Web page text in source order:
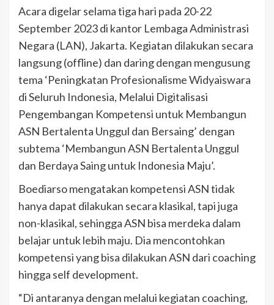
Acara digelar selama tiga hari pada 20-22
September 2023 di kantor Lembaga Administrasi
Negara (LAN), Jakarta. Kegiatan dilakukan secara
langsung (offline) dan daring dengan mengusung
tema ‘Peningkatan Profesionalisme Widyaiswara
di Seluruh Indonesia, Melalui Digitalisasi
Pengembangan Kompetensi untuk Membangun
ASN Bertalenta Unggul dan Bersaing’ dengan
subtema ‘Membangun ASN Bertalenta Unggul
dan Berdaya Saing untuk Indonesia Maju’.
Boediarso mengatakan kompetensi ASN tidak
hanya dapat dilakukan secara klasikal, tapi juga
non-klasikal, sehingga ASN bisa merdeka dalam
belajar untuk lebih maju. Dia mencontohkan
kompetensi yang bisa dilakukan ASN dari coaching
hingga self development.
“Di antaranya dengan melalui kegiatan coaching,